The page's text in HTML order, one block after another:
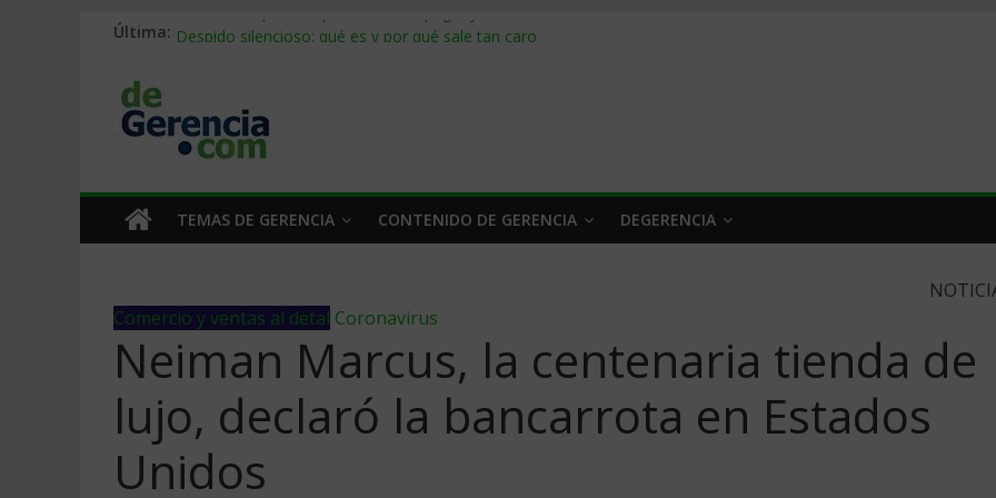
Última: Stablecoins para empresas: cómo pagar y cobrar en 2026
Trabajo forzoso en la cadena de suministro: qué hacer
Mercado hispano de EE. UU.: cómo segmentarlo y venderle
TEMAS DE GERENCIA CONTENIDO DE GERENCIA DEGERENCIA
Comercio y ventas al detal Coronavirus
Neiman Marcus, la centenaria tienda de
lujo, declaró la bancarrota en Estados
Unidos